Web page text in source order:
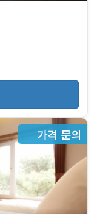
가격 문의